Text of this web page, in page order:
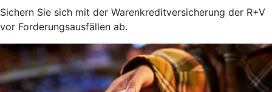
Sichern Sie sich mit der Warenkreditversicherung der R+V
vor Forderungsausfällen ab.